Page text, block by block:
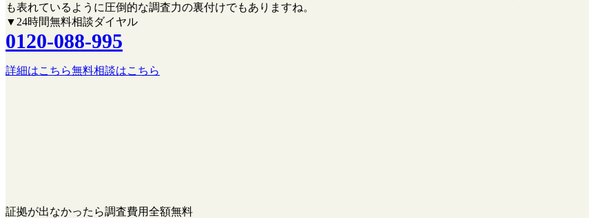
も表れているように圧倒的な調査力の裏付けでもありますね。
▼24時間無料相談ダイヤル
0120-088-995
詳細はこちら無料相談はこちら
証拠が出なかったら調査費用全額無料